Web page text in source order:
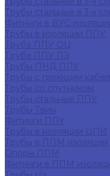
Трубы стальные в 3-х
Фитинги в ВУС
Трубы в изоляции ППУ
Труба ППУ ОЦ
Труба ППУ ПЭ
Трубы ПНД ППУ
Трубы с греющим
Трубы со спутником
Трубы стальные ППУ
Трубы Твин
Фитинги ППУ
Трубы в изоляции ЦПИ
Трубы в ППМ изоляции
Опоры ППМ
Фитинги в ППМ